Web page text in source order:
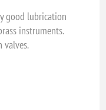
good lubrication
instruments.
valves.